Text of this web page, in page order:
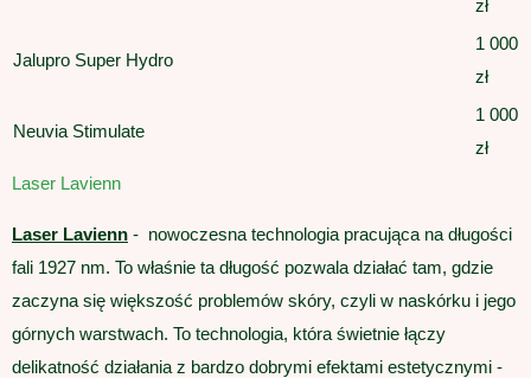
zł
Jalupro Super Hydro
1 000
zł
Neuvia Stimulate
1 000
zł
Laser Lavienn
Laser Lavienn - nowoczesna technologia pracująca na długości
fali 1927 nm. To właśnie ta długość pozwala działać tam, gdzie
zaczyna się większość problemów skóry, czyli w naskórku i jego
górnych warstwach. To technologia, która świetnie łączy
delikatność działania z bardzo dobrymi efektami estetycznymi -